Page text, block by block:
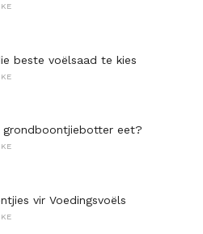
beste voëlsaad te kies
grondboontjiebotter eet?
vir Voedingsvoëls